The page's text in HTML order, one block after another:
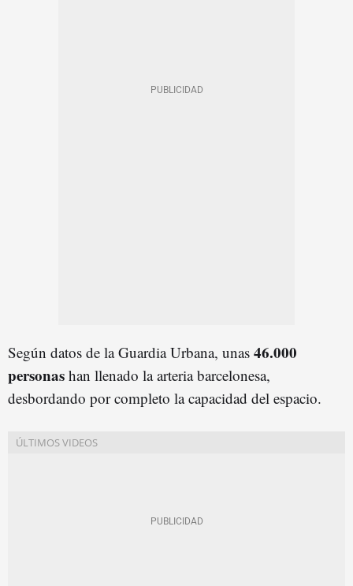
Según datos de la Guardia Urbana, unas 46.000
personas han llenado la arteria barcelonesa,
desbordando por completo la capacidad del espacio.